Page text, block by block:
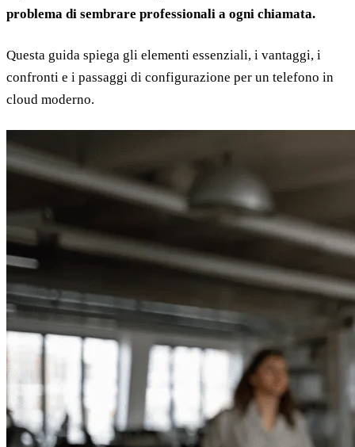
problema di sembrare professionali a ogni chiamata.
Questa guida spiega gli elementi essenziali, i vantaggi, i
confronti e i passaggi di configurazione per un telefono in
cloud moderno.